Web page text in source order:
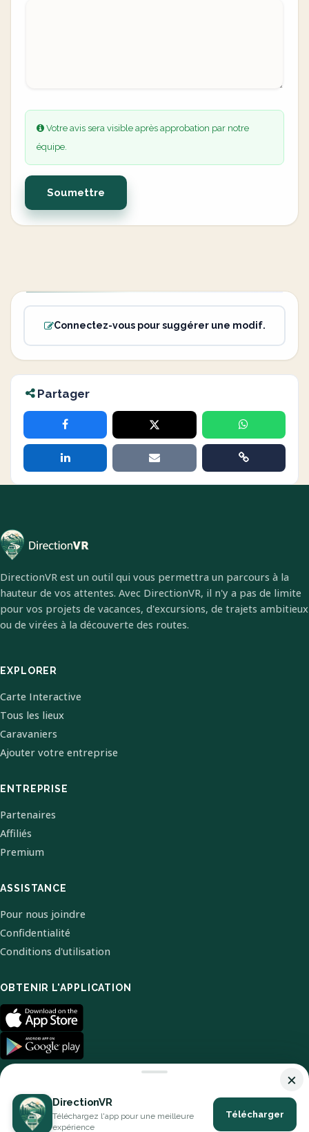
Votre avis sera visible après approbation par notre
équipe.
Soumettre
Connectez-vous pour suggérer une modif.
Partager
DirectionVR est un outil qui vous permettra un parcours à la
hauteur de vos attentes. Avec DirectionVR, il n'y a pas de limite
pour vos projets de vacances, d'excursions, de trajets ambitieux
ou de virées à la découverte des routes.
EXPLORER
Carte Interactive
Tous les lieux
Caravaniers
Ajouter votre entreprise
ENTREPRISE
Partenaires
Affiliés
Premium
ASSISTANCE
Pour nous joindre
Confidentialité
Conditions d'utilisation
OBTENIR L'APPLICATION
© 2026 DirectionVR. Tous droits réservés.
×
DirectionVR
Téléchargez l'app pour une meilleure
expérience
Télécharger